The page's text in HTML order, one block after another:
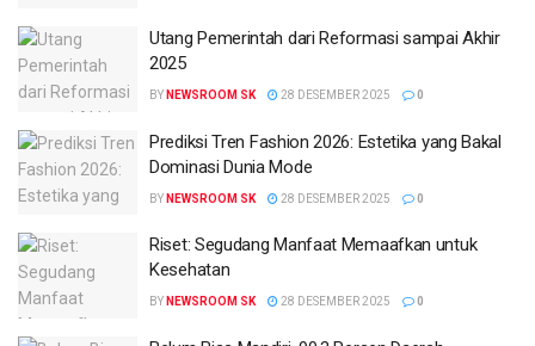
Utang Pemerintah dari Reformasi sampai Akhir
2025
BY NEWSROOM SK 28 DESEMBER 2025 0
Prediksi Tren Fashion 2026: Estetika yang Bakal
Dominasi Dunia Mode
BY NEWSROOM SK 28 DESEMBER 2025 0
Riset: Segudang Manfaat Memaafkan untuk
Kesehatan
BY NEWSROOM SK 28 DESEMBER 2025 0